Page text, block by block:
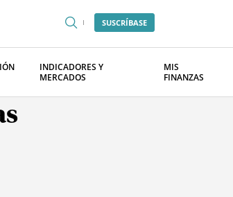
SUSCRÍBASE
INDICADORES Y
MERCADOS
MIS
FINANZAS